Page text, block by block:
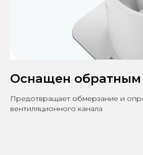
Оснащен обратным
Предотвращает обмерзание и
вентиляционного канала